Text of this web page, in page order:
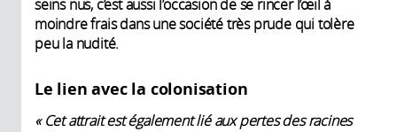
seins nus, c’est aussi l’occasion de se rincer l’œil à
moindre frais dans une ­société très prude qui tolère
peu la nudité.
Le lien avec la colonisation
« Cet attrait est également lié aux pertes des racines